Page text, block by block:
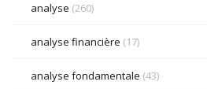
analyse (260)
analyse financière (17)
analyse fondamentale (43)